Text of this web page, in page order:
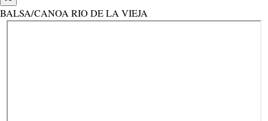
BALSA/CANOA RIO DE LA VIEJA